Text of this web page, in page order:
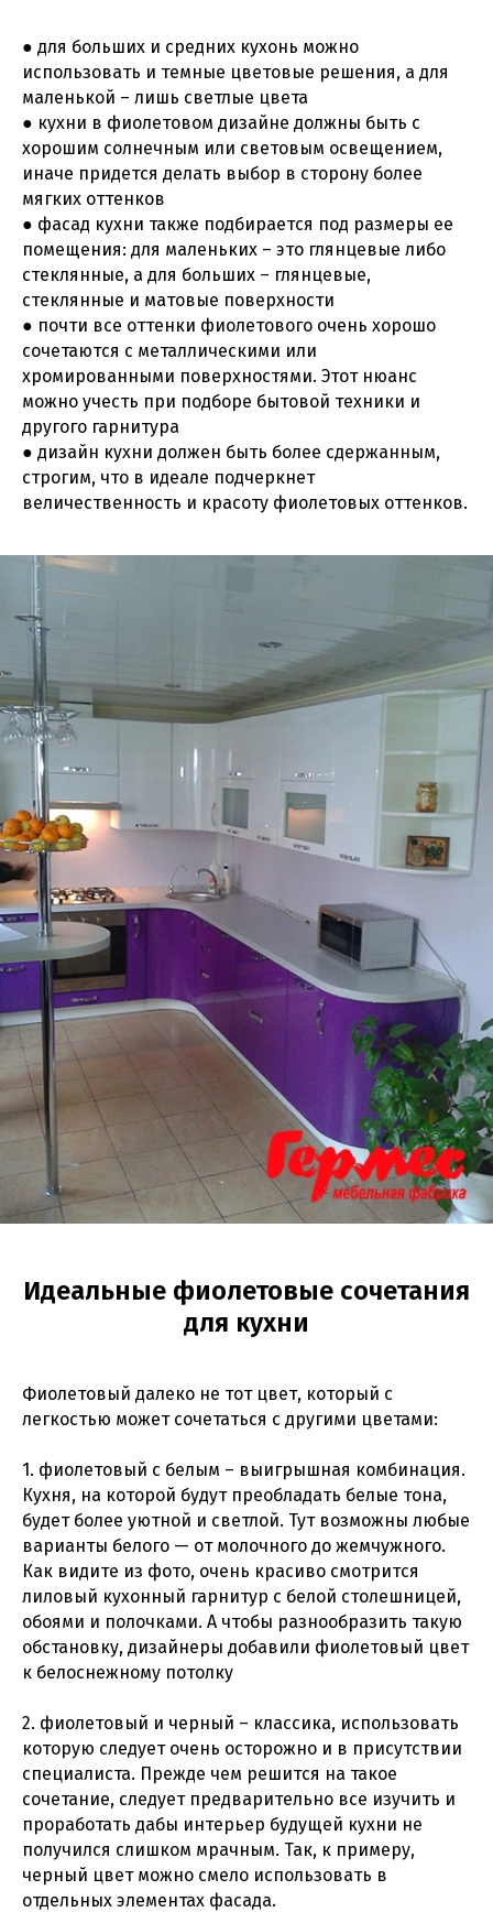
● для больших и средних кухонь можно
использовать и темные цветовые решения, а для
маленькой – лишь светлые цвета
● кухни в фиолетовом дизайне должны быть с
хорошим солнечным или световым освещением,
иначе придется делать выбор в сторону более
мягких оттенков
● фасад кухни также подбирается под размеры ее
помещения: для маленьких – это глянцевые либо
стеклянные, а для больших – глянцевые,
стеклянные и матовые поверхности
● почти все оттенки фиолетового очень хорошо
сочетаются с металлическими или
хромированными поверхностями. Этот нюанс
можно учесть при подборе бытовой техники и
другого гарнитура
● дизайн кухни должен быть более сдержанным,
строгим, что в идеале подчеркнет
величественность и красоту фиолетовых оттенков.
Идеальные фиолетовые сочетания
для кухни
Фиолетовый далеко не тот цвет, который с
легкостью может сочетаться с другими цветами:
1. фиолетовый с белым – выигрышная комбинация.
Кухня, на которой будут преобладать белые тона,
будет более уютной и светлой. Тут возможны любые
варианты белого — от молочного до жемчужного.
Как видите из фото, очень красиво смотрится
лиловый кухонный гарнитур с белой столешницей,
обоями и полочками. А чтобы разнообразить такую
обстановку, дизайнеры добавили фиолетовый цвет
к белоснежному потолку
2. фиолетовый и черный – классика, использовать
которую следует очень осторожно и в присутствии
специалиста. Прежде чем решится на такое
сочетание, следует предварительно все изучить и
проработать дабы интерьер будущей кухни не
получился слишком мрачным. Так, к примеру,
черный цвет можно смело использовать в
отдельных элементах фасада.